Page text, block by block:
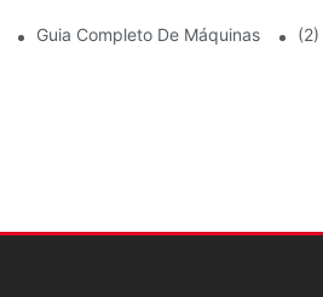
Guia Completo De Máquinas De